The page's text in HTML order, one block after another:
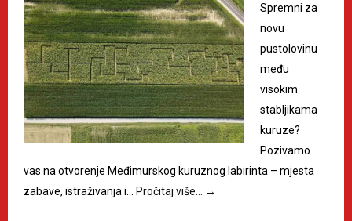
Spremni za
novu
pustolovinu
među
visokim
stabljikama
kuruze?
Pozivamo
vas na otvorenje Međimurskog kuruznog labirinta – mjesta
zabave, istraživanja i… Pročitaj više… →